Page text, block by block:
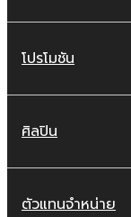
โปรโมชัน
ศิลปิน
ตัวแทนจำหน่าย